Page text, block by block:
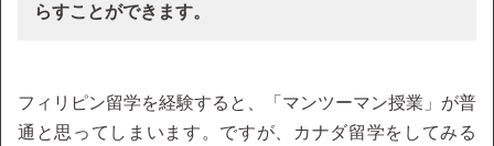
らすことができます。
フィリピン留学を経験すると、「マンツーマン授業」が普
通と思ってしまいます。ですが、カナダ留学をしてみる